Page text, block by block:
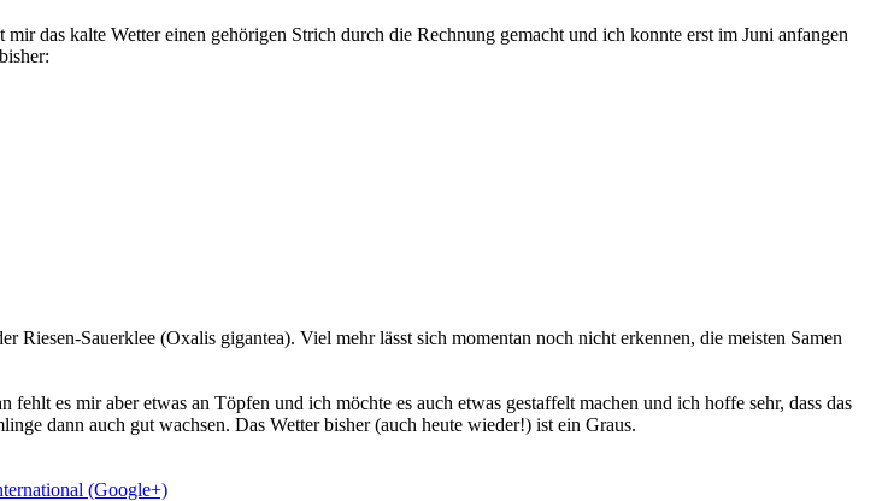
das kalte Wetter einen gehörigen Strich durch die Rechnung gemacht und ich konnte erst im Juni anfangen
Riesen-Sauerklee (Oxalis gigantea). Viel mehr lässt sich momentan noch nicht erkennen, die meisten Samen
es mir aber etwas an Töpfen und ich möchte es auch etwas gestaffelt machen und ich hoffe sehr, dass das
dann auch gut wachsen. Das Wetter bisher (auch heute wieder!) ist ein Graus.
(Google+)